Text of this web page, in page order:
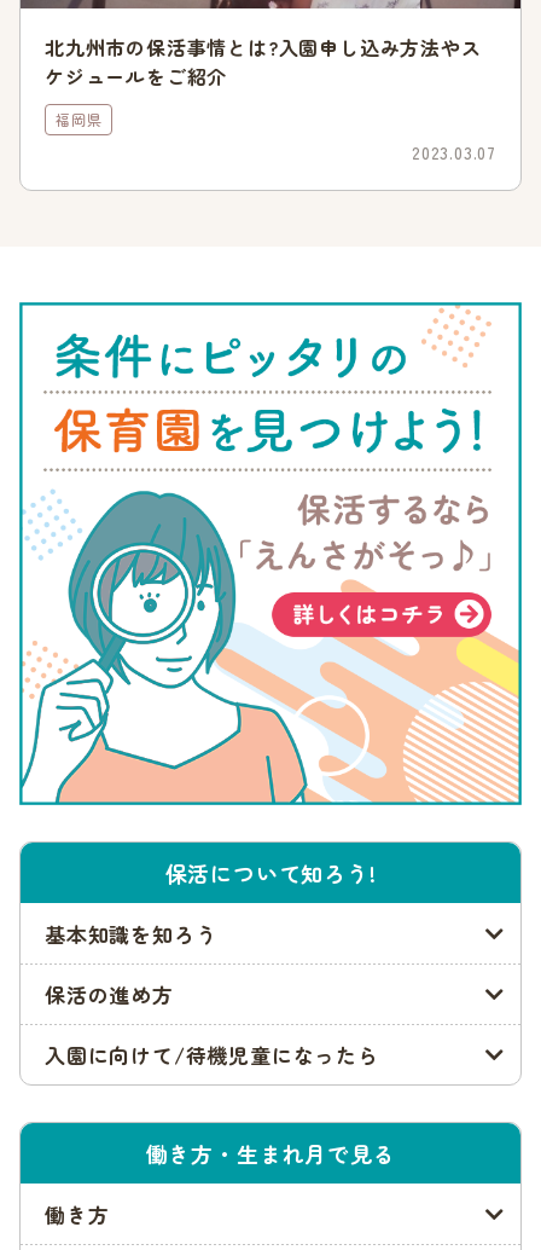
令和4年度の待機児童数は1人
福岡市の待機児童は平成30年には40人を記録していました。
しています。
入園決定率も令和4年度は93.4%と全国平均を上回っており、
隠れ待機児童数が多い
隠れ待機児童とは、近くに通園可能な施設はあるものの、希望
せず入所していない子どものことです。「兄弟で同じ保育施設
に通えない」「職場の勤務時間と合わない」などの理由で、入
所を希望しない子どもが隠れ待機児童に該当します。
福岡市では待機児童数は減少しているものの、隠れ待機児童数
は令和4年度でも615人と、高い数値であることには注意しまし
ょう。
福岡市の保育園・幼稚園を検索
福岡市の保活スケジュール
こちらは令和5年度の場合ですが、その年によって変わるの
で、随時福岡市のホームページなどで確認するようにしましょ
一次利用調整受付締め切り:12月上旬頃
一次利用調整結果発送:1月下旬ごろ
以下では、それぞれの時期のポイントについて詳しく紹介しま
類や申請の準備を進めましょう。
保育施設等の利用案内の配布開始
北九州市の保活事情とは?入園申し込み方法やス
ケジュールをご紹介
福岡県
2023.03.07
保活について知ろう!
基本知識を知ろう
保活の進め方
入園に向けて/待機児童になったら
働き方・生まれ月で見る
働き方